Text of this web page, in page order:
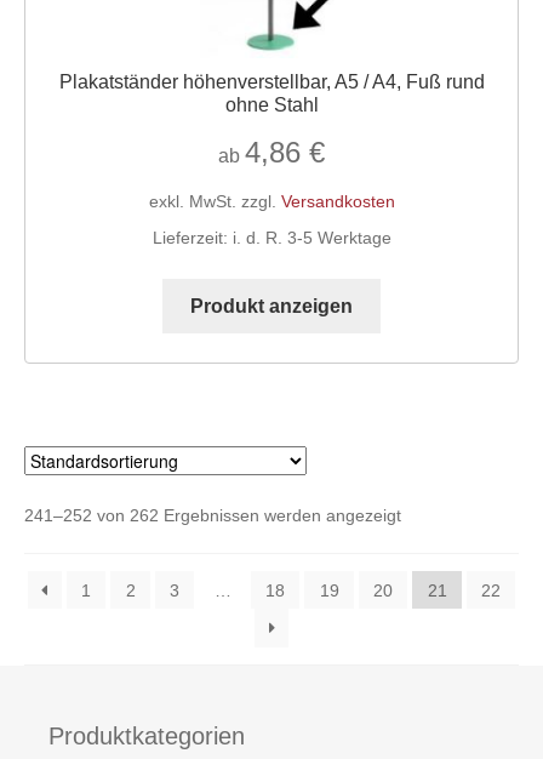
Plakatständer höhenverstellbar, A5 / A4, Fuß rund
ohne Stahl
ab 4,86 €
exkl. MwSt. zzgl. Versandkosten
Lieferzeit: i. d. R. 3-5 Werktage
Produkt anzeigen
mehrere
können
Produktseite
241–252 von 262 Ergebnissen werden angezeigt
1 2 3 18 19 20 21 22
Produktkategorien